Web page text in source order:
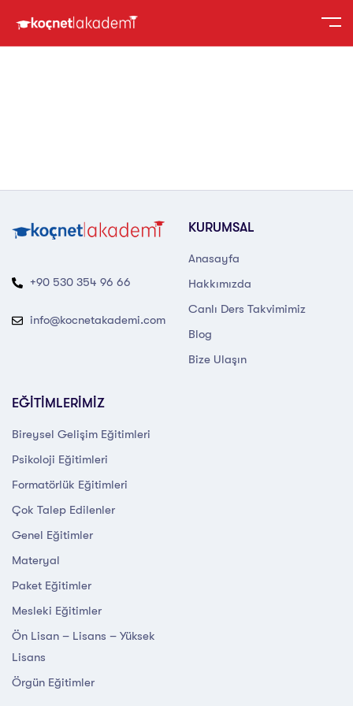
+90 530 354 96 66
info@kocnetakademi.com
KURUMSAL
Anasayfa
Hakkımızda
Canlı Ders Takvimimiz
Blog
Bize Ulaşın
EĞİTİMLERİMİZ
Bireysel Gelişim Eğitimleri
Psikoloji Eğitimleri
Formatörlük Eğitimleri
Çok Talep Edilenler
Genel Eğitimler
Materyal
Paket Eğitimler
Mesleki Eğitimler
Ön Lisan – Lisans – Yüksek
Lisans
Örgün Eğitimler